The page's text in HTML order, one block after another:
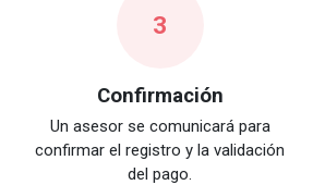
3
Confirmación
Un asesor se comunicará para
confirmar el registro y la validación
del pago.